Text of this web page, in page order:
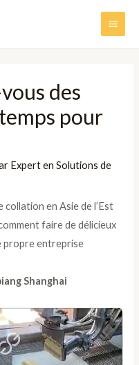
des
pour
Expert en Solutions de
en Asie de l’Est
faire de délicieux
propre entreprise
Shanghai